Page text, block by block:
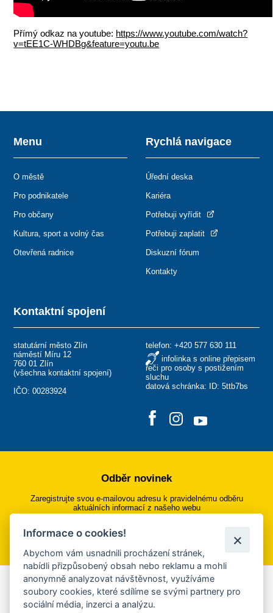
Přímý odkaz na youtube: https://www.youtube.com/watch?
v=tEE1C-WHDBg&feature=youtu.be
Kontaktní spojení
statutární město Zlín
náměstí Míru 12
760 01 Zlín
(všechna kontaktní spojení)
IČO: 00283924
telefon: +420 577 630 111
infolinka s online přepisem
řeči pro osoby s postižením
sluchu
datová schránka: ID: 5ttb7bs
Menu
O městě
Pro podnikatele
Pro občany
Kultura, sport a volný čas
Otevřená radnice
Rychlá navigace
Úřední deska
Kariéra
Potřebuji vyřídit
Potřebuji zaplatit
Diskuzní fórum
Kontakty
Odběr novinek
Zaregistrujte svou e-mailovou adresu k pravidelnému odběru
aktuálních informací z našeho webu
Přihlásit se k odběru
Aplikace Mobilní rozhlas
Chcete dostávat do svého mobilu či mailu upozornění na
Informace o cookies!
Abychom vám usnadnili procházení stránek,
nabídli přizpůsobený obsah nebo reklamu a mohli
anonymně analyzovat návštěvnost, využíváme
soubory cookies, které sdílíme se svými partnery pro
sociální média, inzerci a analýzu.